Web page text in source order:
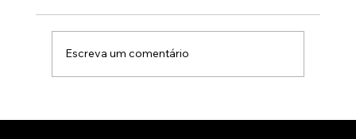
Escreva um comentário